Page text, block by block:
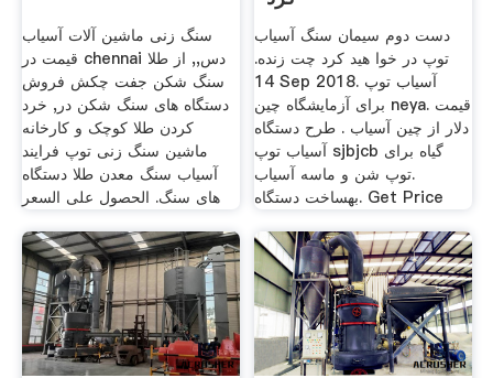
سنگ زنی ماشین آلات آسیاب
قیمت در chennai دس,, از طلا
سنگ شکن جفت چکش فروش
دستگاه های سنگ شکن در, خرد
کردن طلا کوچک و کارخانه
ماشین سنگ زنی توپ فرایند
آسیاب سنگ معدن طلا دستگاه
های سنگ. الحصول على السعر
دست دوم سیمان سنگ آسیاب
توپ در خوا هید کرد چت زنده.
14 Sep 2018. آسیاب توپ
برای آزمایشگاه چین neya. قیمت
دلار از چین آسیاب . طرح دستگاه
آسیاب توپ sjbjcb گیاه برای
.توپ شن و ماسه آسیاب
بهساخت دستگاه. Get Price